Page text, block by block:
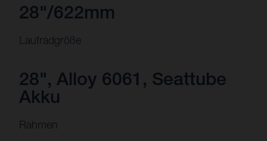
28"/622mm
Laufradgröße
28", Alloy 6061, Seattube
Akku
Rahmen